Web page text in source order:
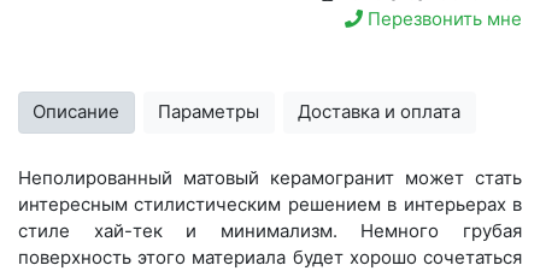
Перезвонить мне
Описание Параметры Доставка и оплата
Неполированный матовый керамогранит может стать
интересным стилистическим решением в интерьерах в
стиле хай-тек и минимализм. Немного грубая
поверхность этого материала будет хорошо сочетаться